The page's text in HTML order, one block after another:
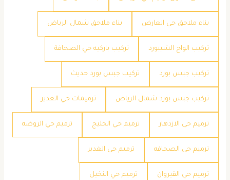
بناء ملاحق حي العارض بناء ملاحق شمال الرياض
تركيب الواح الشيبورد تركيب باركيه حي الصحافة
تركيب جبس بورد تركيب جبس بورد حديث
تركيب جبس بورد شمال الرياض ترميمات حي الغدير
ترميم حي الازدهار ترميم حي الخليج ترميم حي الروضه
ترميم حي الصحافه ترميم حي الغدير
ترميم حي القيروان ترميم حي النخيل